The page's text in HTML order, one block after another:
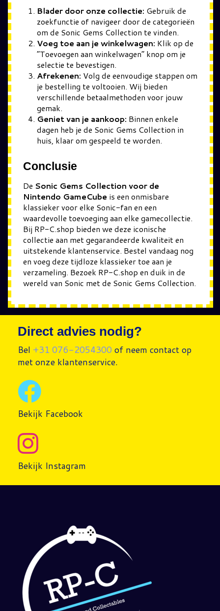
Blader door onze collectie: Gebruik de
zoekfunctie of navigeer door de categorieën
om de Sonic Gems Collection te vinden.
Voeg toe aan je winkelwagen: Klik op de
“Toevoegen aan winkelwagen” knop om je
selectie te bevestigen.
Afrekenen: Volg de eenvoudige stappen om
je bestelling te voltooien. Wij bieden
verschillende betaalmethoden voor jouw
gemak.
Geniet van je aankoop: Binnen enkele
dagen heb je de Sonic Gems Collection in
huis, klaar om gespeeld te worden.
Conclusie
De Sonic Gems Collection voor de
Nintendo GameCube is een onmisbare
klassieker voor elke Sonic-fan en een
waardevolle toevoeging aan elke gamecollectie.
Bij RP-C.shop bieden we deze iconische
collectie aan met gegarandeerde kwaliteit en
uitstekende klantenservice. Bestel vandaag nog
en voeg deze tijdloze klassieker toe aan je
verzameling. Bezoek RP-C.shop en duik in de
wereld van Sonic met de Sonic Gems Collection.
Direct advies nodig?
Bel +31 076-2054300 of neem contact op
met onze klantenservice.
Bekijk Facebook
Bekijk Instagram